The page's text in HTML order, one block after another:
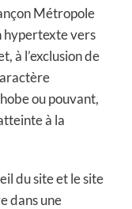
Métropole
hypertexte vers
à l’exclusion de
ou pouvant,
à la
du site et le site
dans une